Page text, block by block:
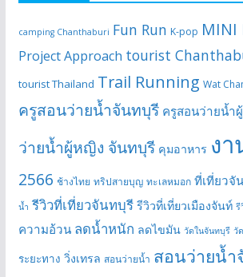
camping Chanthaburi Fun Run K-pop MINI
Project Approach tourist
tourist Thailand Trail Running Wat
ครูสอนว่ายน้ำจันทบุรี ครูสอนว่ายน้ำ
ว่ายน้ำผู้หญิง จันทบุรี คุมอาหาร งา
2566 ช้างไทย ทริปสายบุญ ทะเลหมอก ที่เที่ยวจั
น้ำ รีวิวที่เที่ยวจันทบุรี รีวิวที่เที่ยวเมืองจันท์ รี
ความอ้วน ลดน้ำหนัก ลดไขมัน วัดในจันทบุรี วั
ระยะทาง วิ่งเทรล สอนว่ายน้ำ สอนว่ายน้ำ